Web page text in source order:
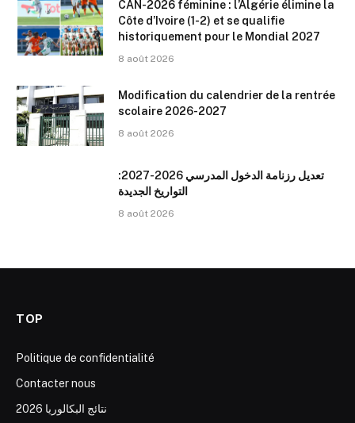
CAN-2026 féminine : l’Algérie élimine la
Côte d’Ivoire (1-2) et se qualifie
historiquement pour le Mondial 2027
8 août 2026
Modification du calendrier de la rentrée
scolaire 2026-2027
8 août 2026
تعديل رزنامة الدخول المدرسي 2026-2027:
التواريخ الجديدة
8 août 2026
TOP
Politique de confidentialité
Contacter nous
نتائج البكالوريا 2026